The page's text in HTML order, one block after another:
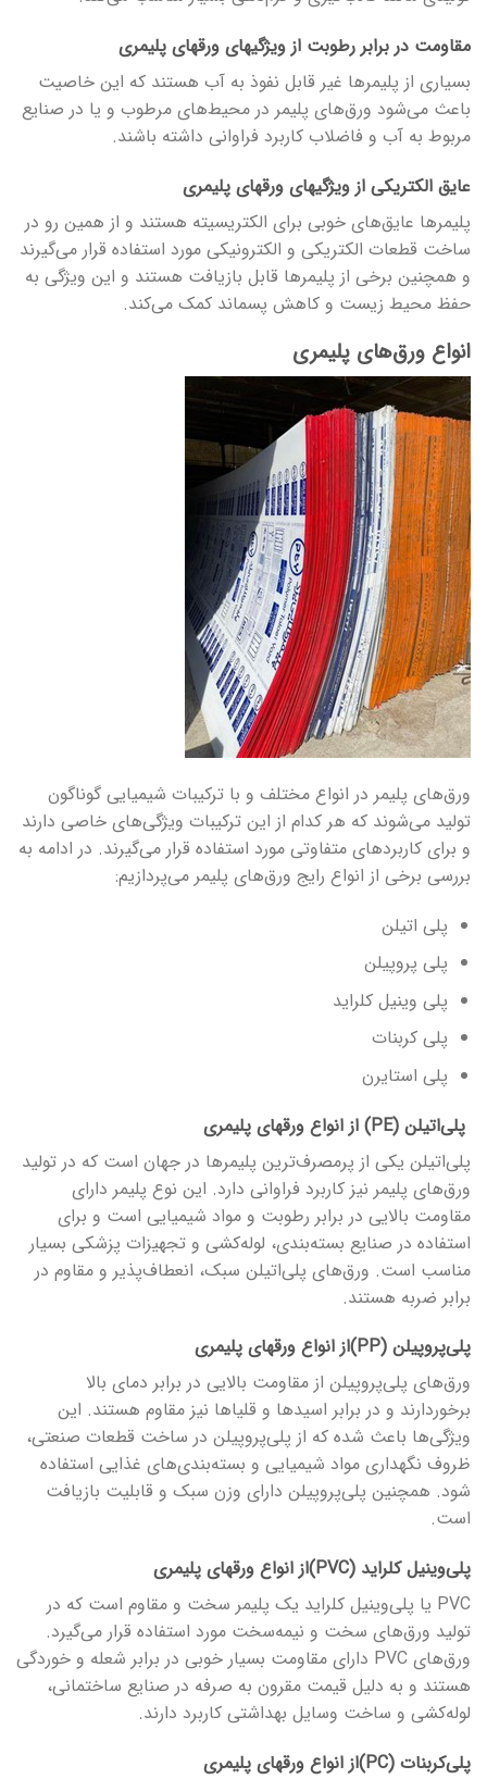
مقاومت در برابر رطوبت از ویژگی­های ورق­های پلیمری
بسیاری از پلیمرها غیر قابل نفوذ به آب هستند که این خاصیت
باعث می‌شود ورق‌های پلیمر در محیط‌های مرطوب و یا در صنایع
مربوط به آب و فاضلاب کاربرد فراوانی داشته باشند.
عایق الکتریکی از ویژگی­های ورق­های پلیمری
پلیمرها عایق‌های خوبی برای الکتریسیته هستند و از همین رو در
ساخت قطعات الکتریکی و الکترونیکی مورد استفاده قرار می‌گیرند
و همچنین برخی از پلیمرها قابل بازیافت هستند و این ویژگی به
حفظ محیط زیست و کاهش پسماند کمک می‌کند.
انواع ورق‌های پلیمری
ورق‌های پلیمر در انواع مختلف و با ترکیبات شیمیایی گوناگون
تولید می‌شوند که هر کدام از این ترکیبات ویژگی‌های خاصی دارند
و برای کاربردهای متفاوتی مورد استفاده قرار می‌گیرند. در ادامه به
بررسی برخی از انواع رایج ورق‌های پلیمر می‌پردازیم:
پلی اتیلن
پلی پروپیلن
پلی وینیل کلراید
پلی کربنات
پلی استایرن
پلی‌اتیلن (PE) از انواع ورق­های پلیمری
پلی‌اتیلن یکی از پرمصرف‌ترین پلیمرها در جهان است که در تولید
ورق‌های پلیمر نیز کاربرد فراوانی دارد. این نوع پلیمر دارای
مقاومت بالایی در برابر رطوبت و مواد شیمیایی است و برای
استفاده در صنایع بسته‌بندی، لوله‌کشی و تجهیزات پزشکی بسیار
مناسب است. ورق‌های پلی‌اتیلن سبک، انعطاف‌پذیر و مقاوم در
برابر ضربه هستند.
پلی‌پروپیلن (PP)از انواع ورق­های پلیمری
ورق‌های پلی‌پروپیلن از مقاومت بالایی در برابر دمای بالا
برخوردارند و در برابر اسیدها و قلیاها نیز مقاوم هستند. این
ویژگی‌ها باعث شده که از پلی‌پروپیلن در ساخت قطعات صنعتی،
ظروف نگهداری مواد شیمیایی و بسته‌بندی‌های غذایی استفاده
شود. همچنین پلی‌پروپیلن دارای وزن سبک و قابلیت بازیافت
است.
پلی‌وینیل کلراید (PVC)از انواع ورق­های پلیمری
PVC یا پلی‌وینیل کلراید یک پلیمر سخت و مقاوم است که در
تولید ورق‌های سخت و نیمه‌سخت مورد استفاده قرار می‌گیرد.
ورق‌های PVC دارای مقاومت بسیار خوبی در برابر شعله و خوردگی
هستند و به دلیل قیمت مقرون به صرفه در صنایع ساختمانی،
لوله‌کشی و ساخت وسایل بهداشتی کاربرد دارند.
پلی‌کربنات (PC)از انواع ورق­های پلیمری